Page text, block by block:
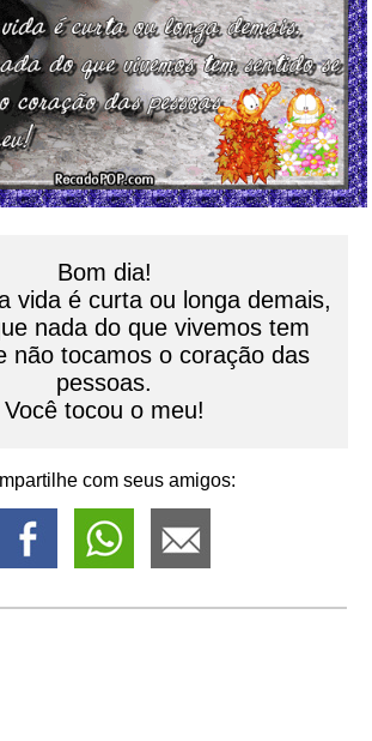
Bom dia!
vida é curta ou longa demais,
nada do que vivemos tem
não tocamos o coração das
pessoas.
Você tocou o meu!
com seus amigos: